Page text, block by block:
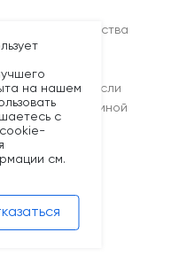
надёжные средства
на
с
отрасли
по разумной
на нашем
с
cookie-
см.